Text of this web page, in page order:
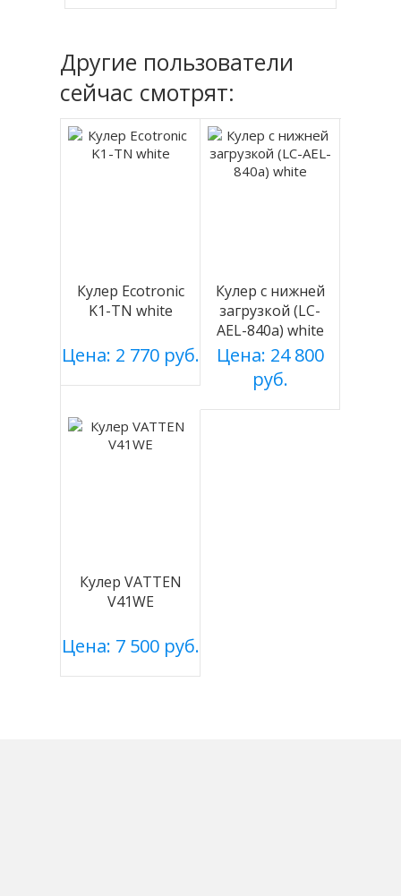
Другие пользователи
сейчас смотрят:
Кулер Ecotronic
K1-TN white
Цена: 2 770 руб.
Кулер с нижней
загрузкой (LC-
AEL-840a) white
Цена: 24 800
руб.
Кулер VATTEN
V41WE
Цена: 7 500 руб.